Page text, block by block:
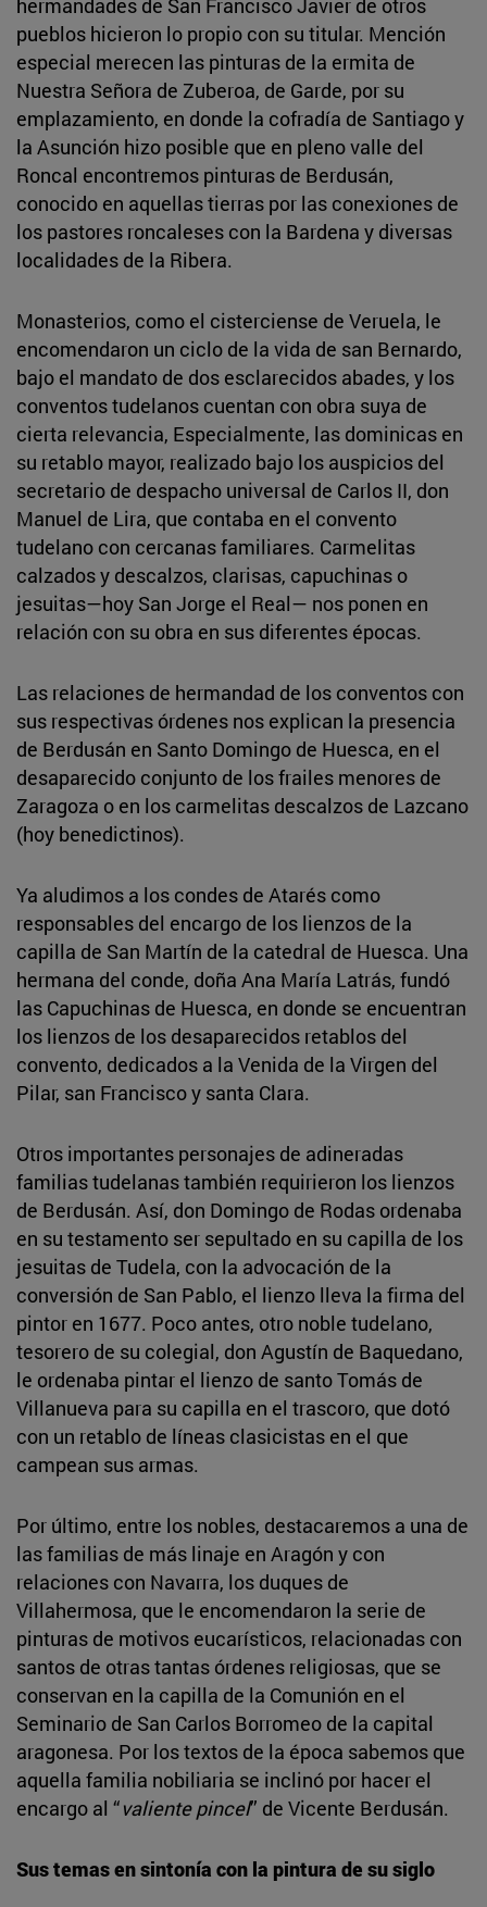
pueblos hicieron lo propio con su titular. Mención
especial merecen las pinturas de la ermita de
Nuestra Señora de Zuberoa, de Garde, por su
emplazamiento, en donde la cofradía de Santiago y
la Asunción hizo posible que en pleno valle del
Roncal encontremos pinturas de Berdusán,
conocido en aquellas tierras por las conexiones de
los pastores roncaleses con la Bardena y diversas
localidades de la Ribera.
Monasterios, como el cisterciense de Veruela, le
encomendaron un ciclo de la vida de san Bernardo,
bajo el mandato de dos esclarecidos abades, y los
conventos tudelanos cuentan con obra suya de
cierta relevancia, Especialmente, las dominicas en
su retablo mayor, realizado bajo los auspicios del
secretario de despacho universal de Carlos II, don
Manuel de Lira, que contaba en el convento
tudelano con cercanas familiares. Carmelitas
calzados y descalzos, clarisas, capuchinas o
jesuitas—hoy San Jorge el Real— nos ponen en
relación con su obra en sus diferentes épocas.
Las relaciones de hermandad de los conventos con
sus respectivas órdenes nos explican la presencia
de Berdusán en Santo Domingo de Huesca, en el
desaparecido conjunto de los frailes menores de
Zaragoza o en los carmelitas descalzos de Lazcano
(hoy benedictinos).
Ya aludimos a los condes de Atarés como
responsables del encargo de los lienzos de la
capilla de San Martín de la catedral de Huesca. Una
hermana del conde, doña Ana María Latrás, fundó
las Capuchinas de Huesca, en donde se encuentran
los lienzos de los desaparecidos retablos del
convento, dedicados a la Venida de la Virgen del
Pilar, san Francisco y santa Clara.
Otros importantes personajes de adineradas
familias tudelanas también requirieron los lienzos
de Berdusán. Así, don Domingo de Rodas ordenaba
en su testamento ser sepultado en su capilla de los
jesuitas de Tudela, con la advocación de la
conversión de San Pablo, el lienzo lleva la firma del
pintor en 1677. Poco antes, otro noble tudelano,
tesorero de su colegial, don Agustín de Baquedano,
le ordenaba pintar el lienzo de santo Tomás de
Villanueva para su capilla en el trascoro, que dotó
con un retablo de líneas clasicistas en el que
campean sus armas.
Por último, entre los nobles, destacaremos a una de
las familias de más linaje en Aragón y con
relaciones con Navarra, los duques de
Villahermosa, que le encomendaron la serie de
pinturas de motivos eucarísticos, relacionadas con
santos de otras tantas órdenes religiosas, que se
conservan en la capilla de la Comunión en el
Seminario de San Carlos Borromeo de la capital
aragonesa. Por los textos de la época sabemos que
aquella familia nobiliaria se inclinó por hacer el
encargo al “valiente pincel” de Vicente Berdusán.
Sus temas en sintonía con la pintura de su siglo